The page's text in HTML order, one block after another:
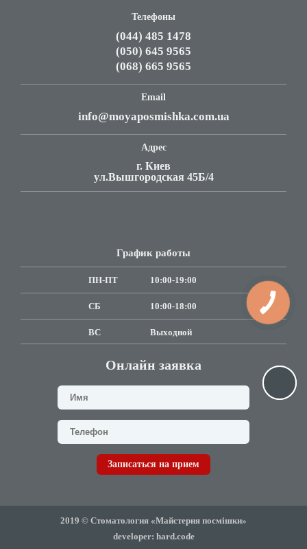
Телефоны
(044) 485 1478
(050) 645 9565
(068) 665 9565
Email
info@moyaposmishka.com.ua
Адрес
г. Киев
ул.Вышгородская 45Б/4
График работы
ПН-ПТ 10:00-19:00
СБ 10:00-18:00
ВC Выходной
Онлайн заявка
Записаться на прием
2019 © Стоматология «Майстерня посмішки»
developer: hard.code